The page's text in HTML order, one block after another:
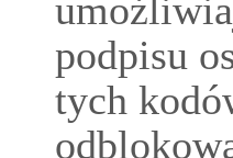
podpisu
tych